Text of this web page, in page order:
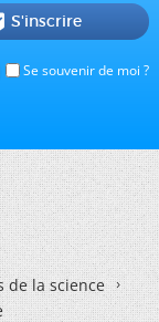
Se souvenir de moi ?
S'inscrire
de la science